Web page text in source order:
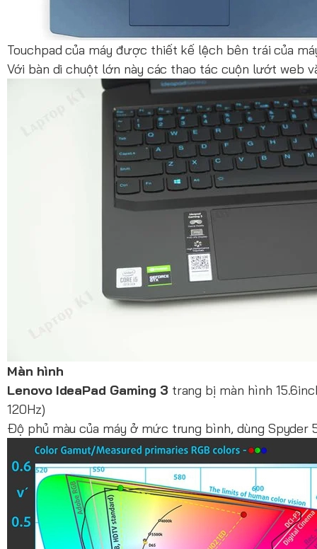
Touchpad của máy được thiết kế lệch bên trái của
Với bàn di chuột lớn này các thao tác cuộn lướt web
Màn hình
Lenovo IdeaPad Gaming 3 trang bị màn hình
120Hz)
Độ phủ màu của máy ở mức trung bình, dùng